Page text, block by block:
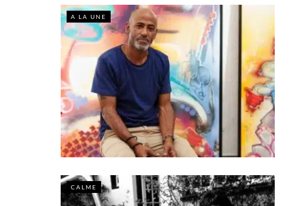
A LA UNE
CALME